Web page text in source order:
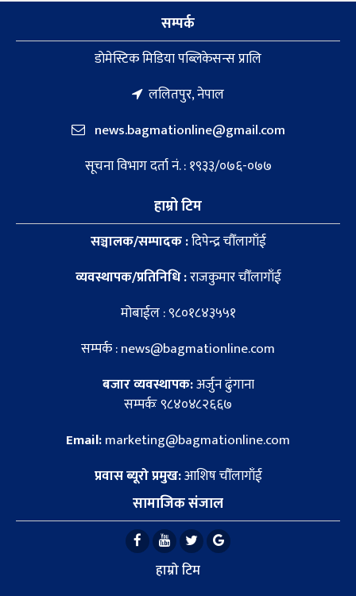
सम्पर्क
डाेमेस्टिक मिडिया पब्लिकेसन्स प्रालि
ललितपुर, नेपाल
news.bagmationline@gmail.com
सूचना विभाग दर्ता नं. : १९३३/०७६-०७७
हाम्रो टिम
सञ्चालक/सम्पादक :दिपेन्द्र चौँलागाँई
व्यवस्थापक/प्रतिनिधि :राजकुमार चौँलागाँई
मोबाईल : ९८०१८४३५५१
सम्पर्क : news@bagmationline.com
बजार व्यवस्थापक:अर्जुन ढुंगाना
सम्पर्कः ९८४०४८२६६७
Email:marketing@bagmationline.com
प्रवास ब्यूरो प्रमुख:आशिष चौँलागाँई
सामाजिक संजाल
हाम्रो टिम